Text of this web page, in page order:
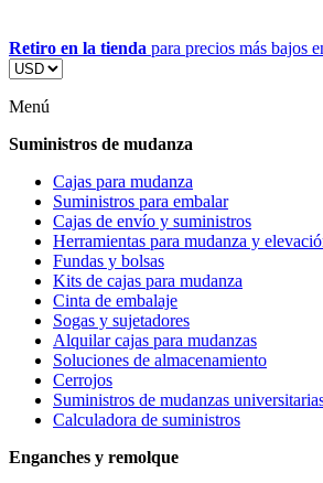
Retiro en la tienda para precios más bajos
Menú
Suministros de mudanza
Cajas para mudanza
Suministros para embalar
Cajas de envío y suministros
Herramientas para mudanza y
Fundas y bolsas
Kits de cajas para mudanza
Cinta de embalaje
Sogas y sujetadores
Alquilar cajas para mudanzas
Soluciones de almacenamiento
Cerrojos
Suministros de mudanzas
Calculadora de suministros
Enganches y remolque